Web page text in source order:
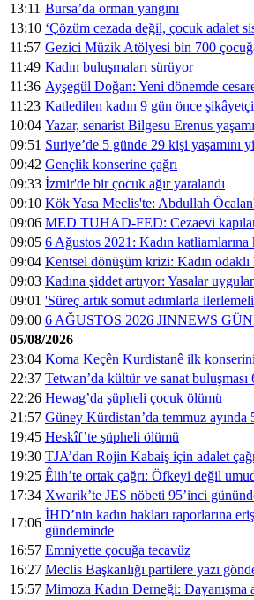
13:11 Bursa’da orman yangını
13:10 ‘Çözüm cezada değil, çocuk adalet
11:57 Gezici Müzik Atölyesi bin 700
11:49 Kadın buluşmaları sürüyor
11:36 Ayşegül Doğan: Yeni dönemde
11:23 Katledilen kadın 9 gün önce
10:04 Yazar, senarist Bilgesu Erenus
09:51 Suriye’de 5 günde 29 kişi yaşamını
09:42 Gençlik konserine çağrı
09:33 İzmir'de bir çocuk ağır yaralandı
09:10 Kök Yasa Meclis'te: Abdullah
09:06 MED TUHAD-FED: Cezaevi
09:05 6 Ağustos 2021: Kadın katliamlarına
09:04 Kentsel dönüşüm krizi: Kadın
09:03 Kadına şiddet artıyor: Yasalar
09:01 'Süreç artık somut adımlarla
09:00 6 AĞUSTOS 2026 JINNEWS
05/08/2026
23:04 Koma Keçên Kurdistanê ilk
22:37 Tetwan’da kültür ve sanat buluşması
22:26 Hewag’da şüpheli çocuk ölümü
21:57 Güney Kürdistan’da temmuz ayında
19:45 Heskîf’te şüpheli ölümü
19:30 TJA’dan Rojin Kabaiş için adalet
19:25 Êlih’te ortak çağrı: Öfkeyi değil
17:34 Xwarik’te JES nöbeti 95’inci
17:06
İHD’nin kadın hakları raporlarına
gündeminde
16:57 Emniyette çocuğa tecavüz
16:27 Meclis Başkanlığı partilere yazı
15:57 Mimoza Kadın Derneği: Dayanışma